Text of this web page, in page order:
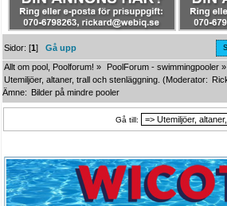
Sidor: [1]Gå upp
Allt om pool, Poolforum! » PoolForum - swimmingpooler »
Utemiljöer, altaner, trall och stenläggning. (Moderator:
Ämne: Bilder på mindre pooler
Gå till: